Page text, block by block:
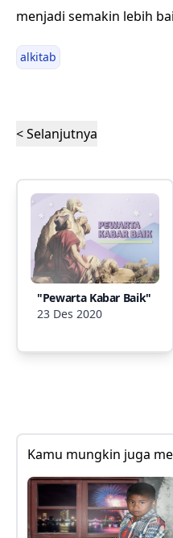
menjadi semakin lebih
alkitab
< Selanjutnya
"Pewarta Kabar Baik"
23 Des 2020
Kamu mungkin juga